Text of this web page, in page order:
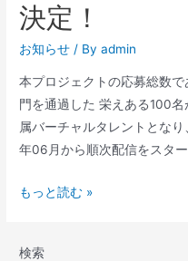
決定！
お知らせ / Byadmin
本プロジェクトの応募総数で
門を通過した 栄えある100
属バーチャルタレントとな
年06月から順次配信をスタ
もっと読む »
検索